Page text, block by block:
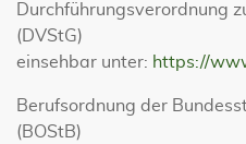
Durchführungsverordnung
(DVStG)
einsehbar unter: https://
Berufsordnung der
(BOStB)